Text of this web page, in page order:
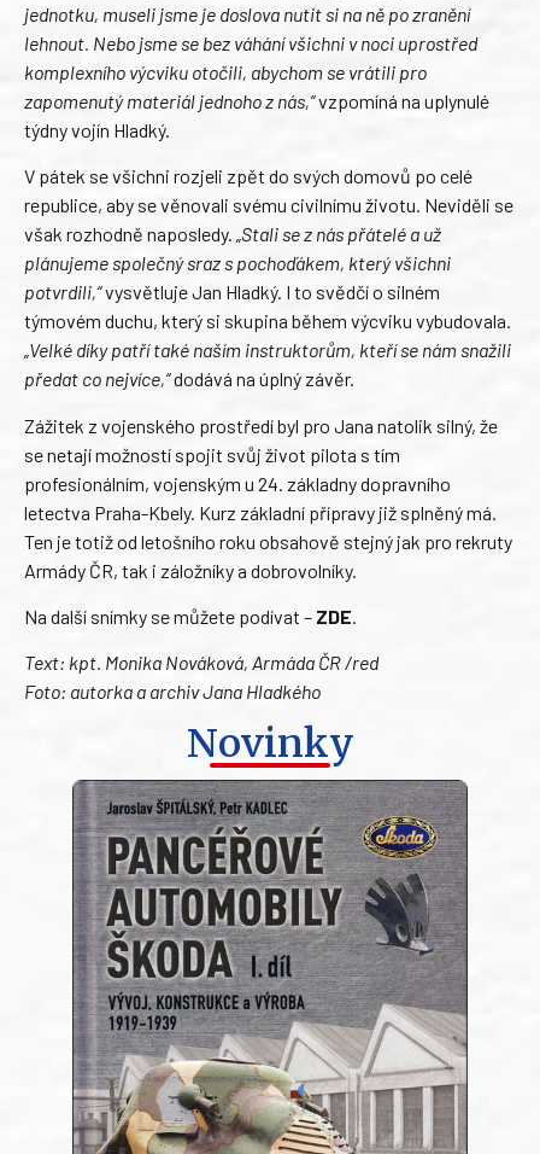
jednotku, museli jsme je doslova nutit si na ně po zranění
lehnout. Nebo jsme se bez váhání všichni v noci uprostřed
komplexního výcviku otočili, abychom se vrátili pro
zapomenutý materiál jednoho z nás,“vzpomíná na uplynulé
týdny vojín Hladký.
V pátek se všichni rozjeli zpět do svých domovů po celé
republice, aby se věnovali svému civilnímu životu. Neviděli se
však rozhodně naposledy. „Stali se z nás přátelé a už
plánujeme společný sraz s pochoďákem, který všichni
potvrdili,“vysvětluje Jan Hladký. I to svědčí o silném
týmovém duchu, který si skupina během výcviku vybudovala.
„Velké díky patří také naším instruktorům, kteří se nám snažili
předat co nejvíce,“dodává na úplný závěr.
Zážitek z vojenského prostředí byl pro Jana natolik silný, že
se netají možností spojit svůj život pilota s tím
profesionálním, vojenským u 24. základny dopravního
letectva Praha-Kbely. Kurz základní přípravy již splněný má.
Ten je totiž od letošního roku obsahově stejný jak pro rekruty
Armády ČR, tak i záložníky a dobrovolníky.
Na další snímky se můžete podívat – ZDE.
Text: kpt. Monika Nováková, Armáda ČR /red
Foto: autorka a archiv Jana Hladkého
Novinky